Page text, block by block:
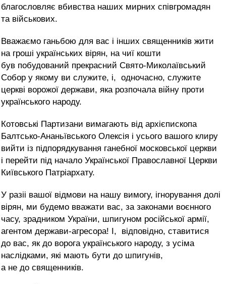
благословляє вбивства наших мирних співгромадян
та військових.
Вважаємо ганьбою для вас і інших священників жити
на гроші українських вірян, на чиї кошти
був побудований прекрасний Свято-Миколаївський
Собор у якому ви служите, і, одночасно, служите
церкві ворожої держави, яка розпочала війну проти
українського народу.
Котовські Партизани вимагають від архієпископа
Балтсько-Ананьївського Олексія і усього вашого клиру
вийти із підпорядкування ганебної московської церкви
і перейти під начало Української Православної Церкви
Київського Патріархату.
У разіі вашої відмови на нашу вимогу, ігнорування долі
вірян, ми будемо вважати вас, за законами воєнного
часу, зрадником України, шпигуном російської армії,
агентом держави-агресора! І, відповідно, ставитися
до вас, як до ворога українського народу, з усіма
наслідками, які мають бути до шпигунів,
а не до священників.